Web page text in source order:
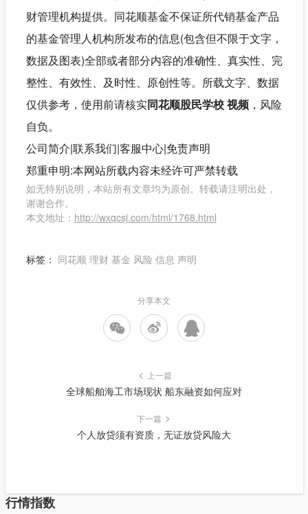
财管理机构提供。同花顺基金不保证所代销基金产品
的基金管理人机构所发布的信息(包含但不限于文字，
数据及图表)全部或者部分内容的准确性、真实性、完
整性、有效性、及时性、原创性等。所载文字、数据
仅供参考，使用前请核实同花顺股民学校 视频，风险
自负。
公司简介|联系我们|客服中心|免责声明
郑重申明:本网站所载内容未经许可严禁转载
如无特别说明，本站所有文章均为原创。转载请注明出处，
谢谢合作。
本文地址： http://wxqcsj.com/html/1768.html
标签： 同花顺 理财 基金 风险 信息 声明
分享本文
上一篇
全球船舶海工市场现状 船东融资如何应对
下一篇
个人放贷须有资质，无证放贷风险大
行情指数